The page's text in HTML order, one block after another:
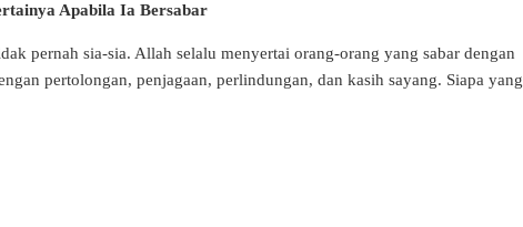
Apabila Ia Bersabar
pernah sia-sia. Allah selalu menyertai orang-orang yang sabar dengan
pertolongan, penjagaan, perlindungan, dan kasih sayang. Siapa yang